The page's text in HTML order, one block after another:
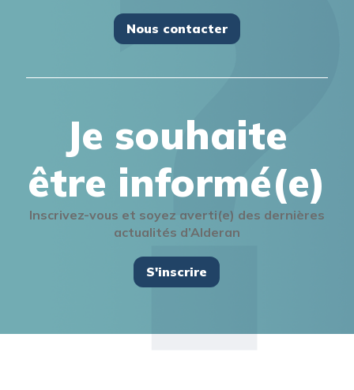
Nous contacter
Je souhaite
être informé(e)
Inscrivez-vous et soyez averti(e) des dernières
actualités d’Alderan
S'inscrire